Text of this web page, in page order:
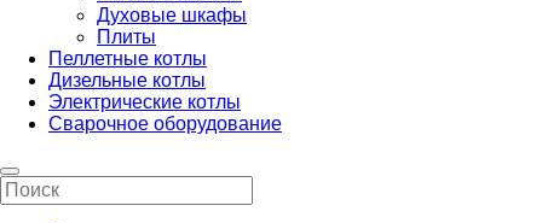
Духовые шкафы
Плиты
Пеллетные котлы
Дизельные котлы
Электрические котлы
Сварочное оборудование